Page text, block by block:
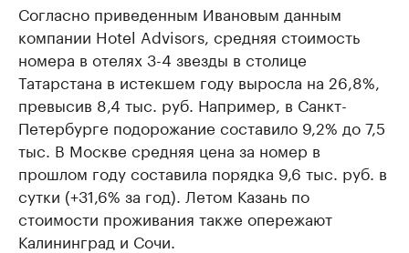
Согласно приведенным Ивановым данным
компании Hotel Advisors, средняя стоимость
номера в отелях 3-4 звезды в столице
Татарстана в истекшем году выросла на 26,8%,
превысив 8,4 тыс. руб. Например, в Санкт-
Петербурге подорожание составило 9,2% до 7,5
тыс. В Москве средняя цена за номер в
прошлом году составила порядка 9,6 тыс. руб. в
сутки (+31,6% за год). Летом Казань по
стоимости проживания также опережают
Калининград и Сочи.